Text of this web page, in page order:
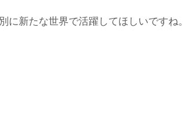
に新たな世界で活躍してほしいですね。